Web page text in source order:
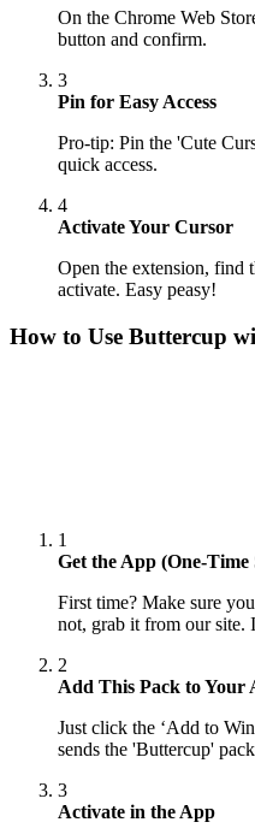
On the Chrome Web
button and confirm.
3
Pin for Easy Access
Pro-tip: Pin the 'Cute
quick access.
4
Activate Your Cursor
Open the extension, find
activate. Easy peasy!
How to Use Buttercup
1
Get the App (One-Time
First time? Make sure
not, grab it from our site.
2
Add This Pack to Your
Just click the ‘Add to
sends the 'Buttercup'
3
Activate in the App